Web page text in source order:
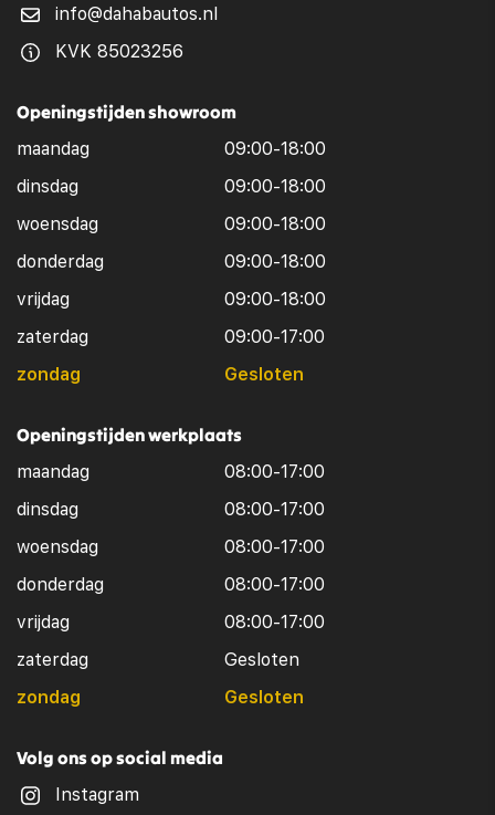
info@dahabautos.nl
KVK 85023256
Openingstijden showroom
maandag
09:00-18:00
dinsdag
09:00-18:00
woensdag
09:00-18:00
donderdag
09:00-18:00
vrijdag
09:00-18:00
zaterdag
09:00-17:00
zondag
Gesloten
Openingstijden werkplaats
maandag
08:00-17:00
dinsdag
08:00-17:00
woensdag
08:00-17:00
donderdag
08:00-17:00
vrijdag
08:00-17:00
zaterdag
Gesloten
zondag
Gesloten
Volg ons op social media
Instagram